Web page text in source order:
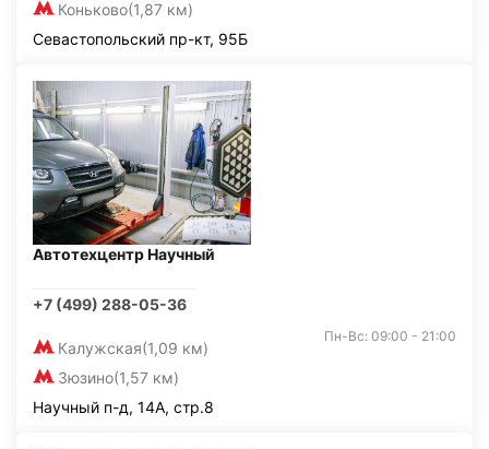
Коньково(1,87 км)
Севастопольский пр-кт, 95Б
Автотехцентр Научный
+7 (499) 288-05-36
Калужская(1,09 км)
Зюзино(1,57 км)
Пн-Вс: 09:00 - 21:00
Научный п-д, 14А, стр.8